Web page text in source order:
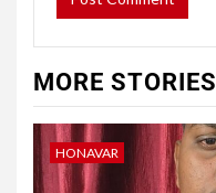
MORE STORIES
HONAVAR